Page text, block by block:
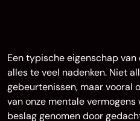
Een typische eigenschap
alles te veel nadenken. Niet
gebeurtenissen, maar vooral
van onze mentale
beslag genomen door